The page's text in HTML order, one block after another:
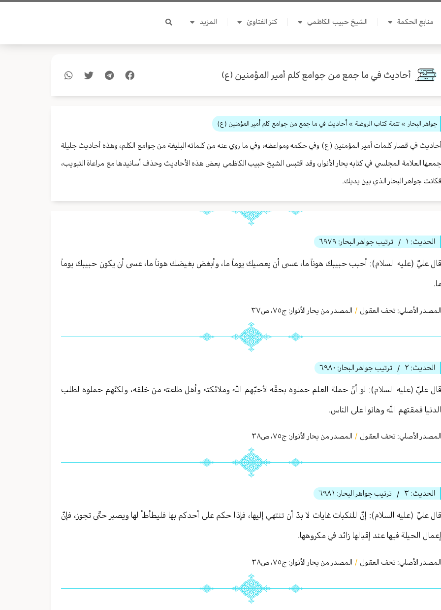
منابع الحكمة الشيخ حبيب الكاظمي كنز الفتاوىٰ المزيد
أحاديث في ما جمع من جوامع كلم أمير المؤمنين (ع)
جواهر البحار » تتمة كتاب الروضة » أحاديث في ما جمع من جوامع كلم أمير المؤمنين (ع)
أحاديث في قصار كلمات أمير المؤمنين (ع) وفي حكمه ومواعظه، وفي ما روي عنه من كلماته البليغة من جوامع الكلم، وهذه أحاديث جليلة
جمعها العلامة المجلسي في كتابه بحار الأنوار، وقد اقتبس الشيخ حبيب الكاظمي بعض هذه الأحاديث وحذف أسانيدها مع مراعاة التبويب،
فكانت جواهر البحار الذي بين يديك.
الحديث: ١ / ترتيب جواهر البحار: ٦٩٧٩
قال عليّ (عليه السلام): أحبب حبيبك هوناً ما، عسى أن يعصيك يوماً ما، وأبغض بغيضك هوناً ما، عسى أن يكون حبيبك يوماً
ما.
المصدر الأصلي: تحف العقول / المصدر من بحار الأنوار: ج٧٥، ص٣٧
الحديث: ٢ / ترتيب جواهر البحار: ٦٩٨٠
قال عليّ (عليه السلام): لو أنّ حملة العلم حملوه بحقّه لأحبّهم الله وملائكته وأهل طاعته من خلقه، ولكنّهم حملوه لطلب
الدنيا فمقتهم الله وهانوا على الناس.
المصدر الأصلي: تحف العقول / المصدر من بحار الأنوار: ج٧٥، ص٣٨
الحديث: ٣ / ترتيب جواهر البحار: ٦٩٨١
قال عليّ (عليه السلام): إنّ للنكبات غايات لا بدّ أن تنتهي إليها، فإذا حكم على أحدكم بها فليطأطأ لها ويصبر حتّى تجوز، فإنّ
إعمال الحيلة فيها عند إقبالها زائد في مكروهها.
المصدر الأصلي: تحف العقول / المصدر من بحار الأنوار: ج٧٥، ص٣٨